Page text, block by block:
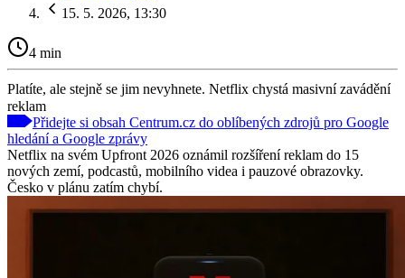
15. 5. 2026, 13:30
4 min
Platíte, ale stejně se jim nevyhnete. Netflix chystá masivní zavádění
reklam
Přidejte si obsah Centrum.cz do oblíbených zdrojů pro Google
hledání a Google zprávy
Netflix na svém Upfront 2026 oznámil rozšíření reklam do 15
nových zemí, podcastů, mobilního videa i pauzové obrazovky.
Česko v plánu zatím chybí.